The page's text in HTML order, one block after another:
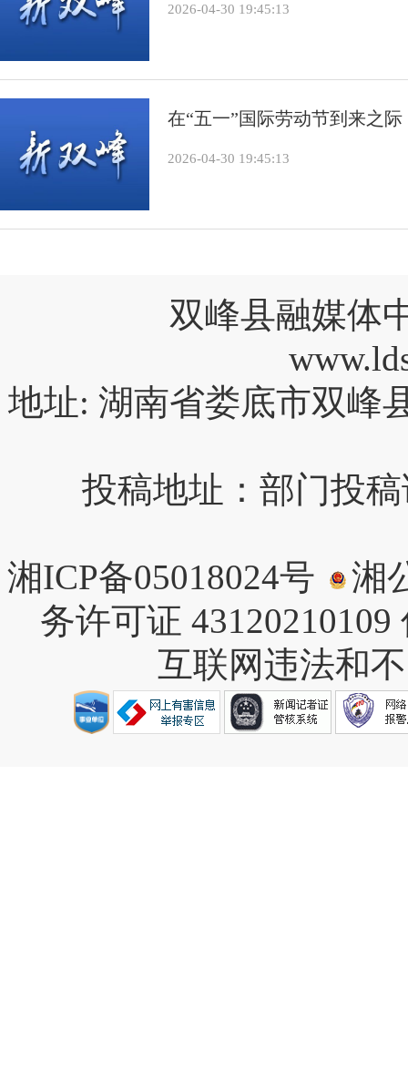
2026-04-30 19:45:13
在“五一”国际劳动节到来之
2026-04-30 19:45:13
双峰县融媒体
地址: 湖南省娄底市双峰
投稿地址：部门投
湘ICP备05018024号
湘
务许可证 43120210109
互联网违法和